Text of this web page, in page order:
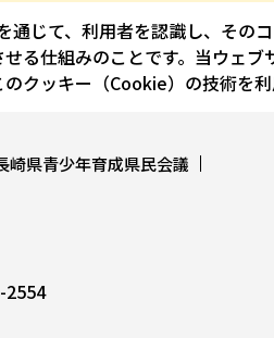
じて、利用者を認識し、その
る仕組みのことです。当ウェ
クッキー（Cookie）の技術を利
崎県青少年育成県民会議